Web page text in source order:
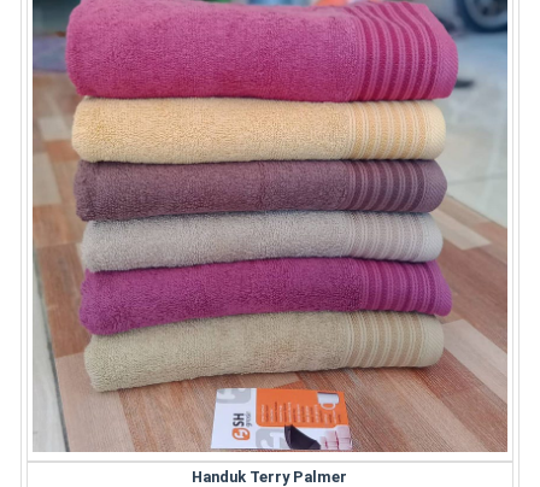
Handuk Terry Palmer